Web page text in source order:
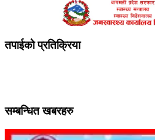
तपाईको प्रतिक्रिया
सम्बन्धित खबरहरु